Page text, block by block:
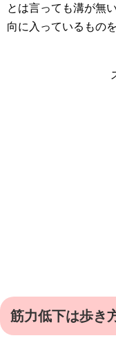
とは言っても溝が無
向に入っているもの
筋力低下は歩き